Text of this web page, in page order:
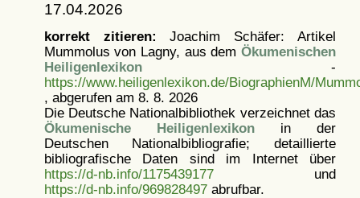
17.04.2026
korrekt zitieren: Joachim Schäfer: Artikel
Mummolus von Lagny, aus dem Ökumenischen
Heiligenlexikon-
https://www.heiligenlexikon.de/BiographienM/
, abgerufen am 8. 8. 2026
Die Deutsche Nationalbibliothek verzeichnet das
Ökumenische Heiligenlexikonin der
Deutschen Nationalbibliografie; detaillierte
bibliografische Daten sind im Internet über
https://d-nb.info/1175439177und
https://d-nb.info/969828497abrufbar.